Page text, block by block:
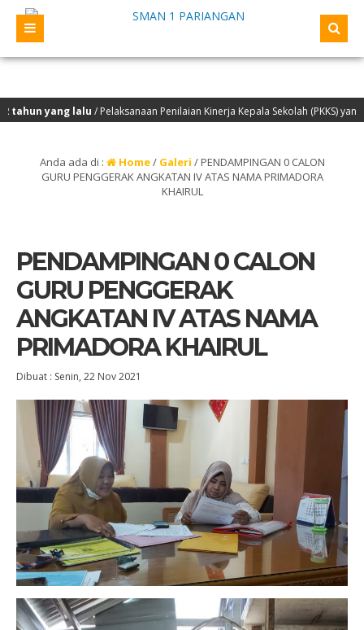
lalu/ Pelaksanaan Penilaian Kinerja Kepala Sekolah (PKKS) yang akan
Anda ada di : Home/ Galeri /PENDAMPINGAN 0 CALON
GURU PENGGERAK ANGKATAN IV ATAS NAMA PRIMADORA
KHAIRUL
PENDAMPINGAN 0 CALON
GURU PENGGERAK
ANGKATAN IV ATAS NAMA
PRIMADORA KHAIRUL
Dibuat : Senin, 22 Nov 2021